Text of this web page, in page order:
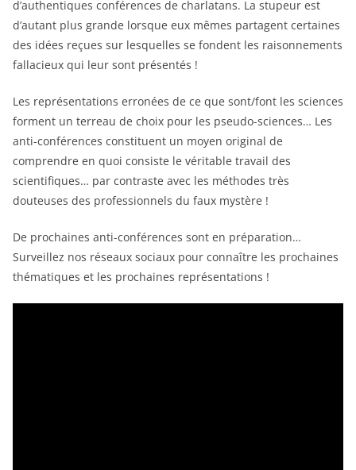
d’authentiques conférences de charlatans. La stupeur est
d’autant plus grande lorsque eux mêmes partagent certaines
des idées reçues sur lesquelles se fondent les raisonnements
fallacieux qui leur sont présentés !
Les représentations erronées de ce que sont/font les sciences
forment un terreau de choix pour les pseudo-sciences… Les
anti-conférences constituent un moyen original de
comprendre en quoi consiste le véritable travail des
scientifiques… par contraste avec les méthodes très
douteuses des professionnels du faux mystère !
De prochaines anti-conférences sont en préparation…
Surveillez nos réseaux sociaux pour connaître les prochaines
thématiques et les prochaines représentations !